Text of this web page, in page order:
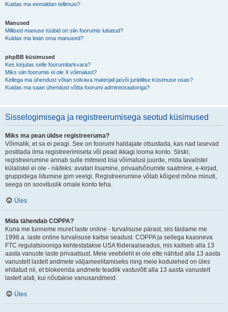
Kuidas ma eemaldan tellimusi?
Manused
Millised manuse tüübid on siin foorumis lubatud?
Kuidas ma leian oma manused?
phpBB küsimused
Kes kirjutas selle foorumitarkvara?
Miks siin foorumis ei ole X võimalust?
Kellega ma ühendust võtan solvava materjali ja/või juriidilise küsimuse osas?
Kuidas ma saan ühendust võtta foorumi administraatoriga?
Sisselogimisega ja registreerumisega seotud küsimused
Miks ma pean üldse registreeruma?
Võimalik, et sa ei peagi. See on foorumi haldajate otsustada, kas nad lasevad
postitada ilma registreerimiseta või pead ikkagi looma konto. Siiski;
registreerumine annab sulle mitmeid lisa võimalusi juurde, mida tavalistel
külalistel ei ole - näiteks: avatari lisamine, privaatsõnumite saatmine, e-kirjad,
gruppidega liitumine jpm veelgi. Registreerumine võtab kõigest mõne minuti,
seega on soovituslik omale konto teha.
Üles
Mida tähendab COPPA?
Kuna me tunneme muret laste online - turvalisuse pärast, siis täidame me
1998.a. laste online turvalisuse kaitse seadust. COPPA ja sellega kaasneva
FTC regulatsiooniga kehtestatakse USA föderaalseadus, mis kaitseb alla 13
aasta vanuste laste privaatsust. Meie veebileht ei ole ette nähtud alla 13 aasta
vanustelt lastelt andmete väljameelitamiseks ning meie kodulehed on üles
ehitatud nii, et blokeerida andmete teadlik vastuvõtt alla 13 aasta vanustelt
lastelt alati, kui nõutakse vanusandmeid.
Üles